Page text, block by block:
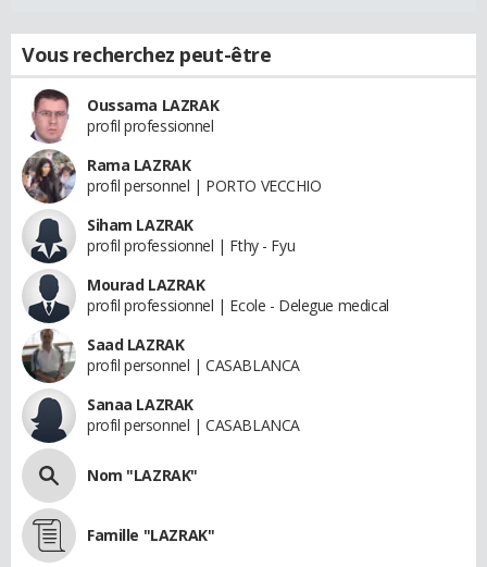
Vous recherchez peut-être
Oussama LAZRAK
profil professionnel
Rama LAZRAK
profil personnel | PORTO VECCHIO
Siham LAZRAK
profil professionnel | Fthy - Fyu
Mourad LAZRAK
profil professionnel | Ecole - Delegue medical
Saad LAZRAK
profil personnel | CASABLANCA
Sanaa LAZRAK
profil personnel | CASABLANCA
Nom "LAZRAK"
Famille "LAZRAK"